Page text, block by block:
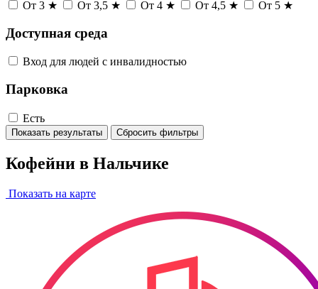
От 3 ★ От 3,5 ★ От 4 ★ От 4,5 ★ От 5 ★
Доступная среда
Вход для людей с инвалидностью
Парковка
Есть
Показать результаты Сбросить фильтры
Кофейни в Нальчике
Показать на карте